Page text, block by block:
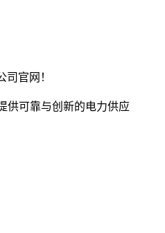
官网！
供可靠与创新的电力供应